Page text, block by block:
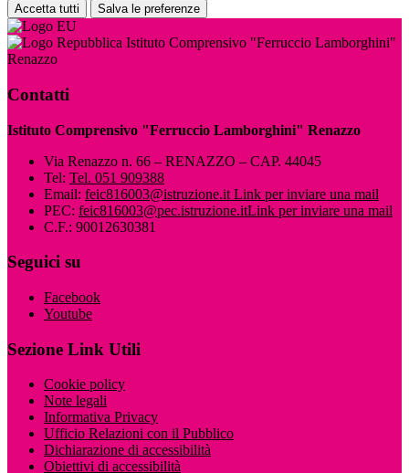
Accetta tutti Salva le preferenze
Istituto Comprensivo "Ferruccio Lamborghini"
Renazzo
Contatti
Istituto Comprensivo "Ferruccio Lamborghini" Renazzo
Via Renazzo n. 66 – RENAZZO – CAP. 44045
Tel: Tel. 051 909388
Email: feic816003@istruzione.it Link per inviare una mail
PEC: feic816003@pec.istruzione.itLink per inviare una mail
C.F.: 90012630381
Seguici su
Facebook
Youtube
Sezione Link Utili
Cookie policy
Note legali
Informativa Privacy
Ufficio Relazioni con il Pubblico
Dichiarazione di accessibilità
Obiettivi di accessibilità